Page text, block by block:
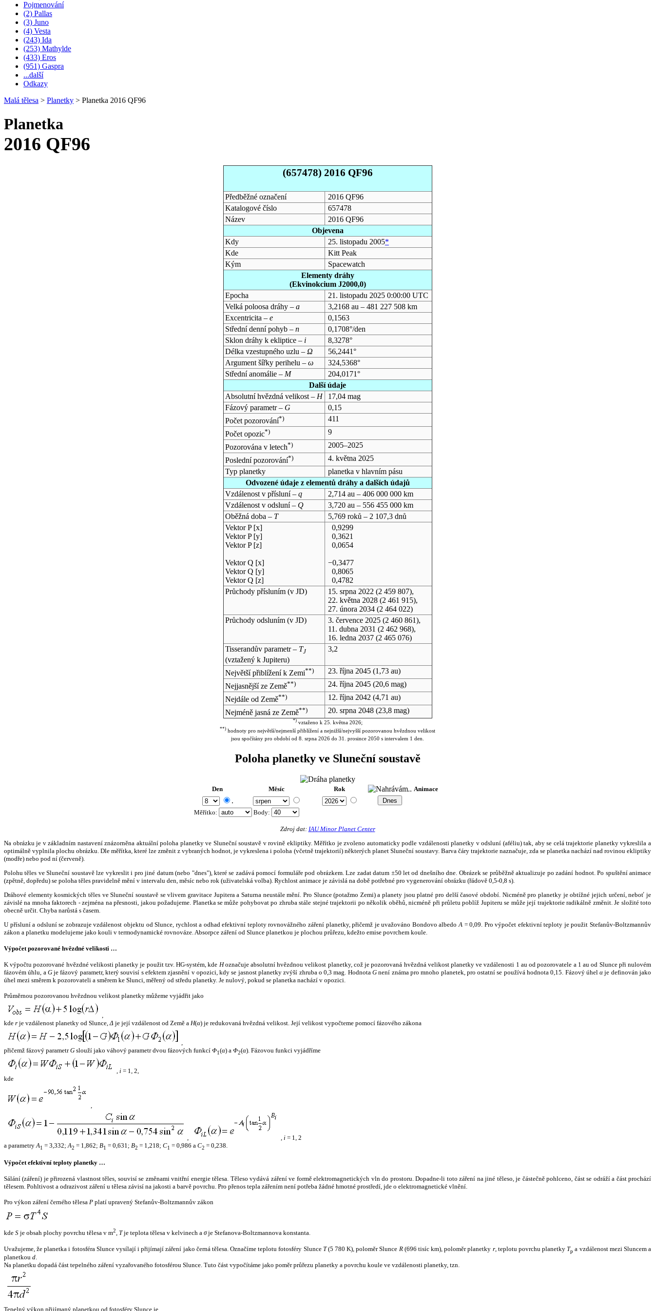
Pojmenování
(2) Pallas
(3) Juno
(4) Vesta
(243) Ida
(253) Mathylde
(433) Eros
(951) Gaspra
...další
Odkazy
Malá tělesa > Planetky > Planetka 2016 QF96
Planetka
2016 QF96
(657478) 2016 QF96
Předběžné označení
2016 QF96
Katalogové číslo
657478
Název
2016 QF96
Objevena
Kdy
25. listopadu 2005*
Kde
Kitt Peak
Kým
Spacewatch
Elementy dráhy
(Ekvinokcium J2000,0)
Epocha
21. listopadu 2025 0:00:00 UTC
Velká poloosa dráhy – a
3,2168 au – 481 227 508 km
Excentricita – e
0,1563
Střední denní pohyb – n
0,1708°/den
Sklon dráhy k ekliptice – i
8,3278°
Délka vzestupného uzlu – Ω
56,2441°
Argument šířky perihelu – ω
324,5368°
Střední anomálie – M
204,0171°
Další údaje
Absolutní hvězdná velikost – H
17,04 mag
Fázový parametr – G
0,15
Počet pozorování*)
411
Počet opozic*)
9
Pozorována v letech*)
2005–2025
Poslední pozorování*)
4. května 2025
Typ planetky
planetka v hlavním pásu
Odvozené údaje z elementů dráhy a dalších údajů
Vzdálenost v přísluní – q
2,714 au – 406 000 000 km
Vzdálenost v odsluní – Q
3,720 au – 556 455 000 km
Oběžná doba – T
5,769 roků – 2 107,3 dnů
Vektor P [x]
Vektor P [y]
Vektor P [z]
Vektor Q [x]
Vektor Q [y]
Vektor Q [z]
0,9299
0,3621
0,0654
−0,3477
0,8065
0,4782
Průchody přísluním (v JD) 15. srpna 2022 (2 459 807),
22. května 2028(2 461 915),
27. února 2034(2 464 022)
Průchody odsluním (v JD) 3. července 2025(2 460 861),
11. dubna 2031 (2 462 968),
16. ledna 2037(2 465 076)
Tisserandův parametr – TJ
(vztažený k Jupiteru)
3,2
Největší přiblížení k Zemi**) 23. října 2045(1,73 au)
Nejjasnější ze Země**) 24. října 2045(20,6 mag)
Nejdále od Země**) 12. října 2042 (4,71 au)
Nejméně jasná ze Země**) 20. srpna 2048(23,8 mag)
*)vztaženo k 25. května 2026;
**) hodnoty pro největší/nejmenší přiblížení a nejnižší/nejvyšší pozorovanou hvězdnou velikost
jsou spočítány pro období od 8. srpna 2026 do 31. prosince 2050 s intervalem 1 den.
Poloha planetky ve Sluneční soustavě
Den Měsíc Rok Animace
.
Měřítko: Body:
Zdroj dat: IAU Minor Planet Center
Na obrázku je v základním nastavení znázorněna aktuální poloha planetky ve Sluneční soustavě v rovině ekliptiky. Měřítko je zvoleno automaticky podle vzdálenosti planetky v odsluní (aféliu) tak, aby se celá trajektorie planetky vykreslila a
optimálně vyplnila plochu obrázku. Dle měřítka, které lze změnit z vybraných hodnot, je vykreslena i poloha (včetně trajektorií) některých planet Sluneční soustavy. Barva čáry trajektorie naznačuje, zda se planetka nachází nad rovinou ekliptiky
(modře) nebo pod ní (červeně).
Polohu těles ve Sluneční soustavě lze vykreslit i pro jiné datum (nebo "dnes"), které se zadává pomocí formuláře pod obrázkem. Lze zadat datum ±50 let od dnešního dne. Obrázek se průběžně aktualizuje po zadání hodnot. Po spuštění animace
(zpětně, dopředu) se poloha těles pravidelně mění v intervalu den, měsíc nebo rok (uživatelská volba). Rychlost animace je závislá na době potřebné pro vygenerování obrázku (řádově 0,5-0,8 s).
Dráhové elementy kosmických těles ve Sluneční soustavě se vlivem gravitace Jupitera a Saturna neustále mění. Pro Slunce (potažmo Zemi) a planety jsou platné pro delší časové období. Nicméně pro planetky je obtížné jejich určení, neboť je
závislé na mnoha faktorech - zejména na přesnosti, jakou požadujeme. Planetka se může pohybovat po zhruba stále stejné trajektorii po několik oběhů, nicméně při průletu poblíž Jupiteru se může její trajektorie radikálně změnit. Je složité toto
obecně určit. Chyba narůstá s časem.
U přísluní a odsluní se zobrazuje vzdálenost objektu od Slunce, rychlost a odhad efektivní teploty rovnovážného záření planetky, přičemž je uvažováno Bondovo albedo A = 0,09. Pro výpočet efektivní teploty je použit Stefanův-Boltzmannův
zákon a planetku modelujeme jako kouli v termodynamické rovnováze. Absorpce záření od Slunce planetkou je plochou průřezu, kdežto emise povrchem koule.
Výpočet pozorované hvězdné velikosti …
K výpočtu pozorované hvězdné velikosti planetky je použit tzv. HG-systém, kde Hoznačuje absolutní hvězdnou velikost planetky, což je pozorovaná hvězdná velikost planetky ve vzdálenosti 1 au od pozorovatele a 1 au od Slunce při nulovém
fázovém úhlu, a Gje fázový parametr, který souvisí s efektem zjasnění v opozici, kdy se jasnost planetky zvýší zhruba o 0,3 mag. HodnotaG není známa pro mnoho planetek, pro ostatní se používá hodnota 0,15. Fázový úhelα je definován jako
úhel mezi směrem k pozorovateli a směrem ke Slunci, měřený od středu planetky. Je nulový, pokud se planetka nachází v opozici.
Průměrnou pozorovanou hvězdnou velikost planetky můžeme vyjádřit jako
,
kde r je vzdálenost planetky od Slunce,Δ je její vzdálenost od Země a H(α) je redukovaná hvězdná velikost. Její velikost vypočteme pomocí fázového zákona
,
přičemž fázový parametrG slouží jako váhový parametr dvou fázových funkcí Φ1(α) a Φ2(α). Fázovou funkci vyjádříme
, i = 1, 2,
kde
,
, , i = 1, 2
a parametryA1 = 3,332;A2 = 1,862; B1 = 0,631; B2 = 1,218; C1 = 0,986 a C2 = 0,238.
Výpočet efektivní teploty planetky …
Sálání (záření) je přirozená vlastnost těles, souvisí se změnami vnitřní energie tělesa. Těleso vydává záření ve formě elektromagnetických vln do prostoru. Dopadne-li toto záření na jiné těleso, je částečně pohlceno, část se odráží a část prochází
tělesem. Pohltivost a odrazivost záření u tělesa závisí na jakosti a barvě povrchu. Pro přenos tepla zářením není potřeba žádné hmotné prostředí, jde o elektromagnetické vlnění.
Pro výkon záření černého tělesa P platí upravený Stefanův-Boltzmannův zákon
kde S je obsah plochy povrchu tělesa v m2, Tje teplota tělesa v kelvinech a σje Stefanova-Boltzmannova konstanta.
Uvažujeme, že planetka i fotosféra Slunce vysílají i přijímají záření jako černá tělesa. Označíme teplotu fotosféry Slunce T(5 780 K), poloměr Slunce R(696 tisíc km), poloměr planetky r, teplotu povrchu planetky Tp a vzdálenost mezi Sluncem a
planetkou d.
Na planetku dopadá část tepelného záření vyzařovaného fotosférou Slunce. Tuto část vypočítáme jako poměr průřezu planetky a povrchu koule ve vzdálenosti planetky, tzn.
Tepelný výkon přijímaný planetkou od fotosféry Slunce je